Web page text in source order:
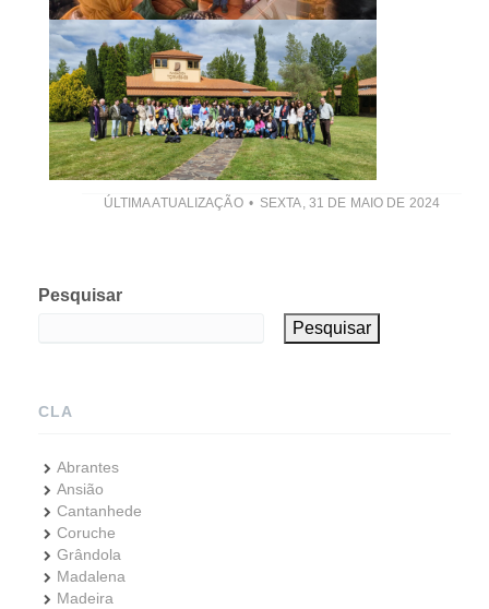
ÚLTIMA ATUALIZAÇÃO SEXTA, 31 DE MAIO DE 2024
Pesquisar
Pesquisar
CLA
Abrantes
Ansião
Cantanhede
Coruche
Grândola
Madalena
Madeira